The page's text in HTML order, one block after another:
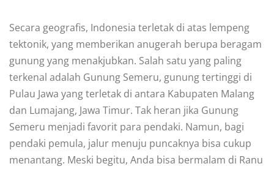
Secara geografis, Indonesia terletak di atas lempeng
tektonik, yang memberikan anugerah berupa beragam
gunung yang menakjubkan. Salah satu yang paling
terkenal adalah Gunung Semeru, gunung tertinggi di
Pulau Jawa yang terletak di antara Kabupaten Malang
dan Lumajang, Jawa Timur. Tak heran jika Gunung
Semeru menjadi favorit para pendaki. Namun, bagi
pendaki pemula, jalur menuju puncaknya bisa cukup
menantang. Meski begitu, Anda bisa bermalam di Ranu